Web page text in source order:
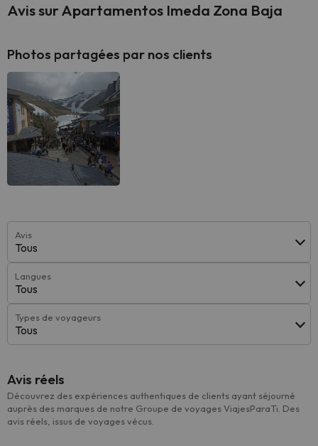
Avis sur Apartamentos Imeda Zona Baja
Photos partagées par nos clients
Avis
Tous
Langues
Tous
Types de voyageurs
Tous
Avis réels
Découvrez des expériences authentiques de clients ayant séjourné
auprès des marques de notre Groupe de voyages ViajesParaTi. Des
avis réels, issus de voyages vécus.